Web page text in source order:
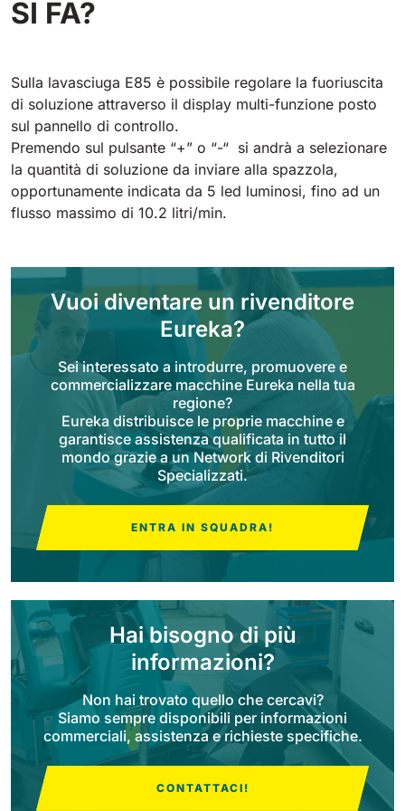
E51
530 mm
E61
610 mm 2625 m²/h
710 mm 3195 m²/h
E81
810 mm 3645 m²/h
Lavapavimenti uomo a bordo
Mostra tutte
650 mm 3900 m²/h
760 mm 4560 m²/h
E83
830 mm 4980 m²/h
Rider 1201
1200 mm
Rider Lift
1200 mm 7865 m²/h
Xtrema
1400 mm 12600 m²/h
1570 mm 18840 m²/h
Bull 200
2100 mm 29400 m²/h
SI FA?
Sulla lavasciuga E85 è possibile regolare la fuoriuscita
di soluzione attraverso il display multi-funzione posto
sul pannello di controllo.
Premendo sul pulsante “+” o “-“ si andrà a selezionare
la quantità di soluzione da inviare alla spazzola,
opportunamente indicata da 5 led luminosi, fino ad un
flusso massimo di 10.2 litri/min.
Vuoi diventare un rivenditore
Eureka?
Sei interessato a introdurre, promuovere e
commercializzare macchine Eureka nella tua
regione?
Eureka distribuisce le proprie macchine e
garantisce assistenza qualificata in tutto il
mondo grazie a un Network di Rivenditori
Specializzati.
ENTRA IN SQUADRA!
Hai bisogno di più
informazioni?
Non hai trovato quello che cercavi?
Siamo sempre disponibili per informazioni
commerciali, assistenza e richieste specifiche.
CONTATTACI!